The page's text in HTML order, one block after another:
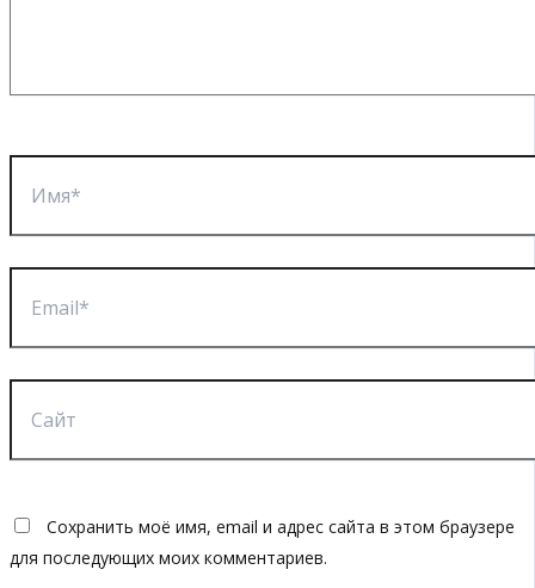
Сохранить моё имя, email и адрес сайта в этом браузере
для последующих моих комментариев.